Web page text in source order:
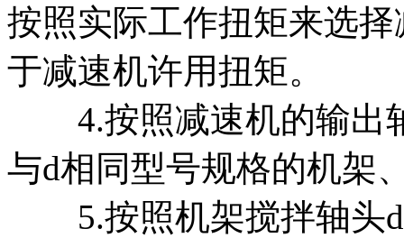
按照实际工作扭矩来选
于减速机许用扭矩。
4.按照减速机的输出
与d相同型号规格的机架
5.按照机架搅拌轴头